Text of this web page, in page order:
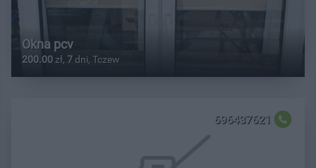
Okna pcv
200.00 zł, 7 dni, Tczew
696437621